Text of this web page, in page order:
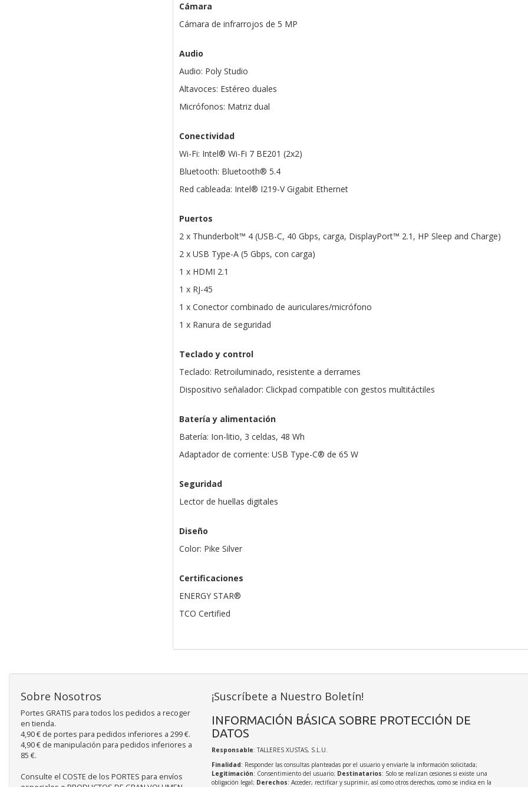
Cámara
Cámara de infrarrojos de 5 MP
Audio
Audio: Poly Studio
Altavoces: Estéreo duales
Micrófonos: Matriz dual
Conectividad
Wi-Fi: Intel® Wi-Fi 7 BE201 (2x2)
Bluetooth: Bluetooth® 5.4
Red cableada: Intel® I219-V Gigabit Ethernet
Puertos
2 x Thunderbolt™ 4 (USB-C, 40 Gbps, carga, DisplayPort™ 2.1, HP Sleep and Charge)
2 x USB Type-A (5 Gbps, con carga)
1 x HDMI 2.1
1 x RJ-45
1 x Conector combinado de auriculares/micrófono
1 x Ranura de seguridad
Teclado y control
Teclado: Retroiluminado, resistente a derrames
Dispositivo señalador: Clickpad compatible con gestos multitáctiles
Batería y alimentación
Batería: Ion-litio, 3 celdas, 48 Wh
Adaptador de corriente: USB Type-C® de 65 W
Seguridad
Lector de huellas digitales
Diseño
Color: Pike Silver
Certificaciones
ENERGY STAR®
TCO Certified
Sobre Nosotros
Portes GRATIS para todos los pedidos a recoger
en tienda.
4,90 € de portes para pedidos inferiores a 299 €.
4,90 € de manipulación para pedidos inferiores a
85 €.
Consulte el COSTE de los PORTES para envíos
¡Suscríbete a Nuestro Boletín!
INFORMACIÓN BÁSICA SOBRE PROTECCIÓN DE
DATOS
Responsable: TALLERES XUSTAS, S.L.U.
Finalidad: Responder las consultas planteadas por el usuario y enviarle la información solicitada;
Legitimación: Consentimiento del usuario; Destinatarios: Solo se realizan cesiones si existe una
obligación legal; Derechos: Acceder, rectificar y suprimir, así como otros derechos, como se indica en la